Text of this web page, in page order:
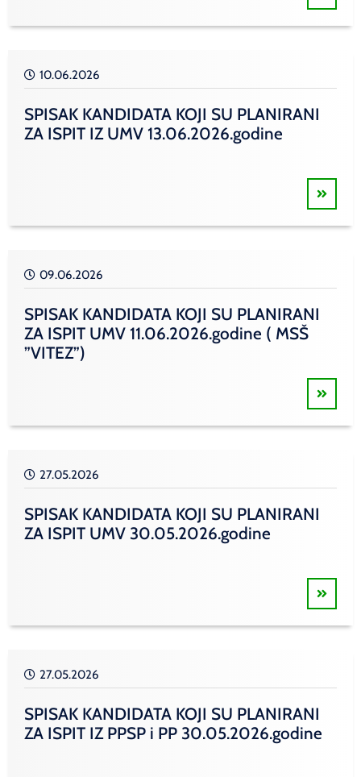
10.06.2026
SPISAK KANDIDATA KOJI SU PLANIRANI
ZA ISPIT IZ UMV 13.06.2026.godine
09.06.2026
SPISAK KANDIDATA KOJI SU PLANIRANI
ZA ISPIT UMV 11.06.2026.godine ( MSŠ
”VITEZ”)
27.05.2026
SPISAK KANDIDATA KOJI SU PLANIRANI
ZA ISPIT UMV 30.05.2026.godine
27.05.2026
SPISAK KANDIDATA KOJI SU PLANIRANI
ZA ISPIT IZ PPSP i PP 30.05.2026.godine